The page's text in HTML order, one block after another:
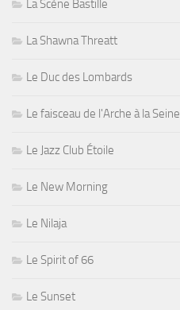
La Scène Bastille
La Shawna Threatt
Le Duc des Lombards
Le faisceau de l'Arche à la Seine
Le Jazz Club Étoile
Le New Morning
Le Nilaja
Le Spirit of 66
Le Sunset